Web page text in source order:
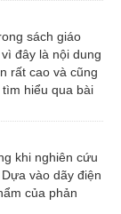
sách giáo
đây là nội dung
rất cao và cũng
hiểu qua bài
khi nghiên cứu
vào dãy điện
của phản